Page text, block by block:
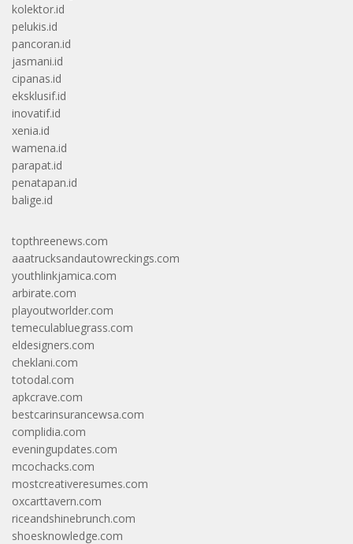
kolektor.id
pelukis.id
pancoran.id
jasmani.id
cipanas.id
eksklusif.id
inovatif.id
xenia.id
wamena.id
parapat.id
penatapan.id
balige.id
topthreenews.com
aaatrucksandautowreckings.com
youthlinkjamica.com
arbirate.com
playoutworlder.com
temeculabluegrass.com
eldesigners.com
cheklani.com
totodal.com
apkcrave.com
bestcarinsurancewsa.com
complidia.com
eveningupdates.com
mcochacks.com
mostcreativeresumes.com
oxcarttavern.com
riceandshinebrunch.com
shoesknowledge.com